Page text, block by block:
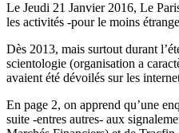
Le Jeudi 21 Janvier 2016, Le
les activités -pour le moins
Dès 2013, mais surtout durant
scientologie (organisation a
avaient été dévoilés sur les
En page 2, on apprend qu’une
suite -entres autres- aux